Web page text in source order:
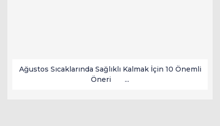
Ağustos Sıcaklarında Sağlıklı Kalmak İçin 10 Önemli
Öneri ...